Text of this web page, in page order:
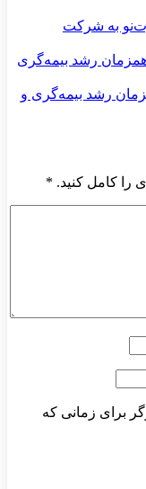
تجارت‌نو به شرکت
همزمان رشد بیمه‌گری و
را کامل کنید. *
برای زمانی که